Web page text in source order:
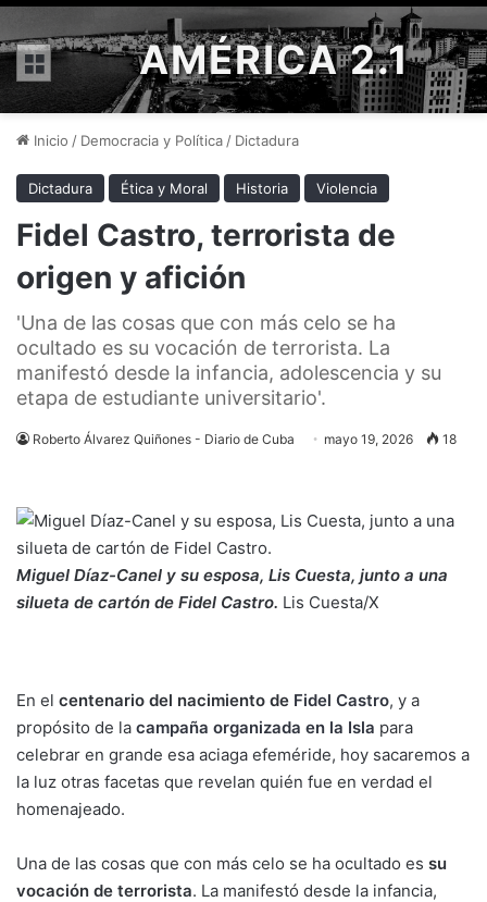
Menú AMÉRICA 2.1
Inicio / Democracia y Política / Dictadura
Dictadura Ética y Moral Historia Violencia
Fidel Castro, terrorista de
origen y afición
'Una de las cosas que con más celo se ha
ocultado es su vocación de terrorista. La
manifestó desde la infancia, adolescencia y su
etapa de estudiante universitario'.
Roberto Álvarez Quiñones - Diario de Cuba mayo 19, 2026 18
Miguel Díaz-Canel y su esposa, Lis Cuesta, junto a una
silueta de cartón de Fidel Castro. Lis Cuesta/X
En el centenario del nacimiento de Fidel Castro, y a
propósito de la campaña organizada en la Isla para
celebrar en grande esa aciaga efeméride, hoy sacaremos a
la luz otras facetas que revelan quién fue en verdad el
homenajeado.
Una de las cosas que con más celo se ha ocultado es su
vocación de terrorista. La manifestó desde la infancia,